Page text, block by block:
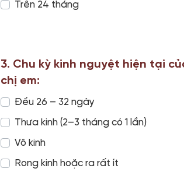
Trên 24 tháng
3. Chu kỳ kinh nguyệt hiện tại
chị em:
Đều 26 – 32 ngày
Thưa kinh (2–3 tháng có 1 lần)
Vô kinh
Rong kinh hoặc ra rất ít